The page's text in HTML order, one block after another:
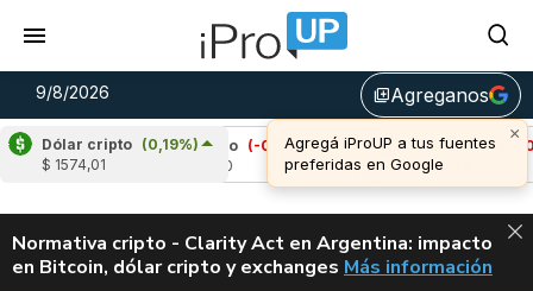
9/8/2026 library_addAgreganos
Dólar cripto (0,19%)
$ 1574,01
Cardano (-0,02%)
Avalanche
(-1,08%)
u$s 6,49
ALERTA
Normativa cripto - Clarity Act en Argentina: impacto
en Bitcoin, dólar cripto y exchanges CLARITY ACT EN
Más información